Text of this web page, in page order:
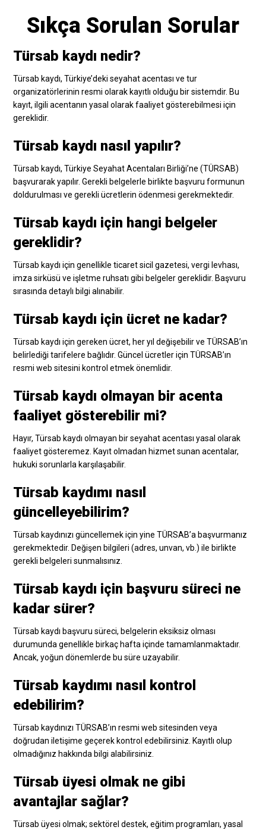
Sıkça Sorulan Sorular
Türsab kaydı nedir?
Türsab kaydı, Türkiye’deki seyahat acentası ve tur
organizatörlerinin resmi olarak kayıtlı olduğu bir sistemdir. Bu
kayıt, ilgili acentanın yasal olarak faaliyet gösterebilmesi için
gereklidir.
Türsab kaydı nasıl yapılır?
Türsab kaydı, Türkiye Seyahat Acentaları Birliği’ne (TÜRSAB)
başvurarak yapılır. Gerekli belgelerle birlikte başvuru formunun
doldurulması ve gerekli ücretlerin ödenmesi gerekmektedir.
Türsab kaydı için hangi belgeler
gereklidir?
Türsab kaydı için genellikle ticaret sicil gazetesi, vergi levhası,
imza sirküsü ve işletme ruhsatı gibi belgeler gereklidir. Başvuru
sırasında detaylı bilgi alınabilir.
Türsab kaydı için ücret ne kadar?
Türsab kaydı için gereken ücret, her yıl değişebilir ve TÜRSAB’ın
belirlediği tarifelere bağlıdır. Güncel ücretler için TÜRSAB’ın
resmi web sitesini kontrol etmek önemlidir.
Türsab kaydı olmayan bir acenta
faaliyet gösterebilir mi?
Hayır, Türsab kaydı olmayan bir seyahat acentası yasal olarak
faaliyet gösteremez. Kayıt olmadan hizmet sunan acentalar,
hukuki sorunlarla karşılaşabilir.
Türsab kaydımı nasıl
güncelleyebilirim?
Türsab kaydınızı güncellemek için yine TÜRSAB’a başvurmanız
gerekmektedir. Değişen bilgileri (adres, unvan, vb.) ile birlikte
gerekli belgeleri sunmalısınız.
Türsab kaydı için başvuru süreci ne
kadar sürer?
Türsab kaydı başvuru süreci, belgelerin eksiksiz olması
durumunda genellikle birkaç hafta içinde tamamlanmaktadır.
Ancak, yoğun dönemlerde bu süre uzayabilir.
Türsab kaydımı nasıl kontrol
edebilirim?
Türsab kaydınızı TÜRSAB’ın resmi web sitesinden veya
doğrudan iletişime geçerek kontrol edebilirsiniz. Kayıtlı olup
olmadığınız hakkında bilgi alabilirsiniz.
Türsab üyesi olmak ne gibi
avantajlar sağlar?
Türsab üyesi olmak; sektörel destek, eğitim programları, yasal